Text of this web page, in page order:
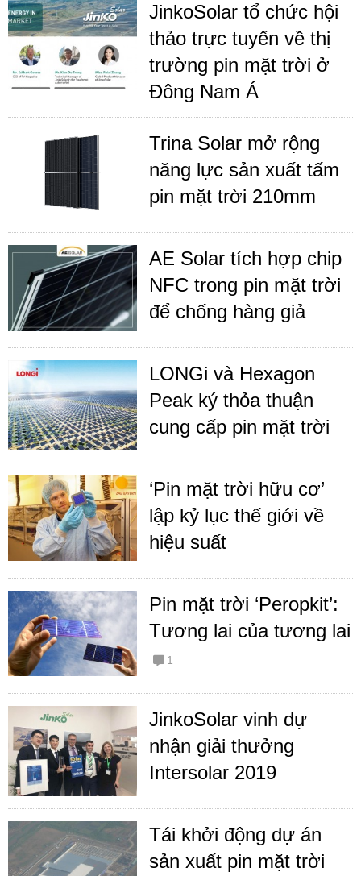
JinkoSolar tổ chức hội
thảo trực tuyến về thị
trường pin mặt trời ở
Đông Nam Á
Trina Solar mở rộng
năng lực sản xuất tấm
pin mặt trời 210mm
AE Solar tích hợp chip
NFC trong pin mặt trời
để chống hàng giả
LONGi và Hexagon
Peak ký thỏa thuận
cung cấp pin mặt trời
‘Pin mặt trời hữu cơ’
lập kỷ lục thế giới về
hiệu suất
Pin mặt trời ‘Peropkit’:
Tương lai của tương lai
1
JinkoSolar vinh dự
nhận giải thưởng
Intersolar 2019
Tái khởi động dự án
sản xuất pin mặt trời